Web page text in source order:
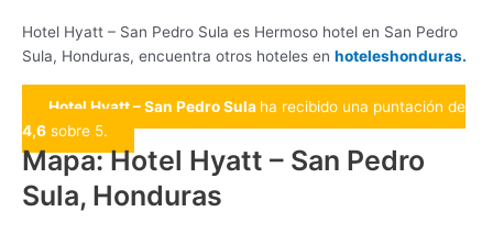
Hotel Hyatt – San Pedro Sula es Hermoso hotel en San Pedro
Sula, Honduras, encuentra otros hoteles en hoteleshonduras.
Hotel Hyatt – San Pedro Sula ha recibido una puntación de
4,6 sobre 5.
Mapa: Hotel Hyatt – San Pedro
Sula, Honduras